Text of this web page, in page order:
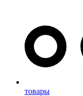
товары